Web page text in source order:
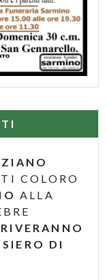
COLORO
ALLA
DI